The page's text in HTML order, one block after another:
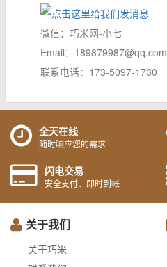
微信：巧米网-小七
Email：189879987@qq.com
联系电话：173-5097-1730
全天在线
随时响应您的需求
闪电交易
安全支付、即时到帐
关于我们
关于巧米